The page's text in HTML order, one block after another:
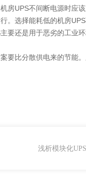
房UPS不间断电源时应
。选择能耗低的机房
要还是用于恶劣的工业环
要比分散供电来的节能
浅析模块化